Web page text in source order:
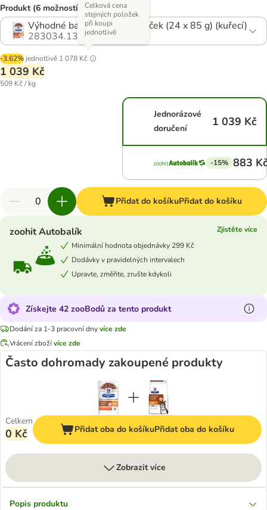
Produkt (6 možností)
Výhodné balení 2 x 12 kapsiček (24 x 85 g) (kuřecí)
283034.13
-3.62% jednotlivě 1 078 Kč
Celková cena
stejných položek
při koupi
jednotlivě
1 039 Kč
509 Kč / kg
Jednorázové
doručení
1 039 Kč
-15% 883
Přidat do košíkuPřidat do košíku
zoohit Autobalík
Zjistěte více
Minimální hodnota objednávky 299 Kč
Dodávky v pravidelných intervalech
Upravte, změňte, zrušte kdykoli
Získejte 42 zooBodů za tento produkt
Dodání za 1-3 pracovní dnyvíce zde
Vrácení zbožívíce zde
Často dohromady zakoupené produkty
Celkem
0 Kč Přidat oba do košíkuPřidat oba do košíku
Zobrazit více
Popis produktu